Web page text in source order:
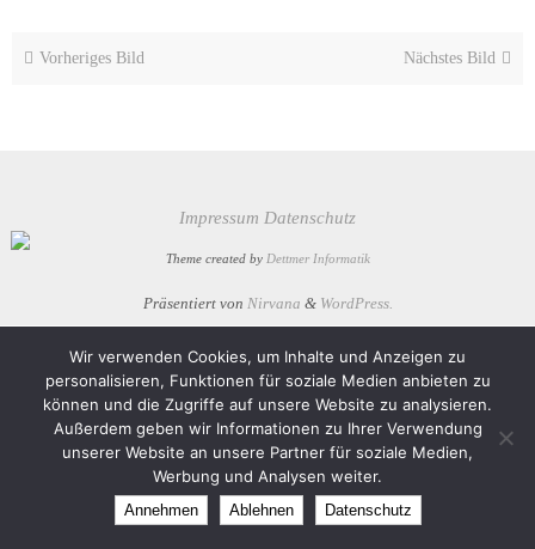
Vorheriges Bild Nächstes Bild
Impressum Datenschutz
Theme created by Dettmer Informatik
Präsentiert von Nirvana & WordPress.
Wir verwenden Cookies, um Inhalte und Anzeigen zu
personalisieren, Funktionen für soziale Medien anbieten zu
können und die Zugriffe auf unsere Website zu analysieren.
Außerdem geben wir Informationen zu Ihrer Verwendung
unserer Website an unsere Partner für soziale Medien,
Werbung und Analysen weiter.
Annehmen Ablehnen Datenschutz